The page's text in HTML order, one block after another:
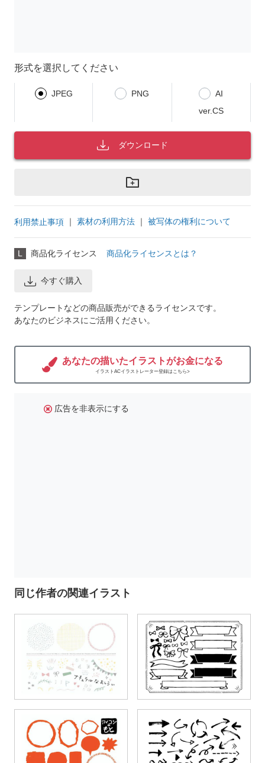
形式を選択してください
JPEG PNG
AI
ver.CS
ダウンロード
利用禁止事項 ｜ 素材の利用方法 ｜ 被写体の権利について
L 商品化ライセンス 商品化ライセンスとは？
今すぐ購入
テンプレートなどの商品販売ができるライセンスです。
あなたのビジネスにご活用ください。
あなたの描いたイラストがお金になる
イラストACイラストレーター登録はこちら>
広告を非表示にする
同じ作者の関連イラスト